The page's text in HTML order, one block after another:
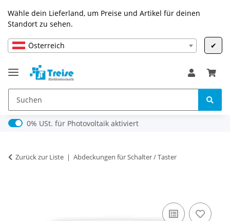
Wähle dein Lieferland, um Preise und Artikel für deinen
Standort zu sehen.
Österreich ✔
0% USt. für Photovoltaik (§ 12 Abs. 3 UStG)
0% USt. für Photovoltaik aktiviert
Zurück zur Liste Abdeckungen für Schalter / Taster